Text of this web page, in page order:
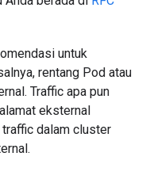
untuk
rentang Pod atau
Traffic apa pun
eksternal
dalam cluster